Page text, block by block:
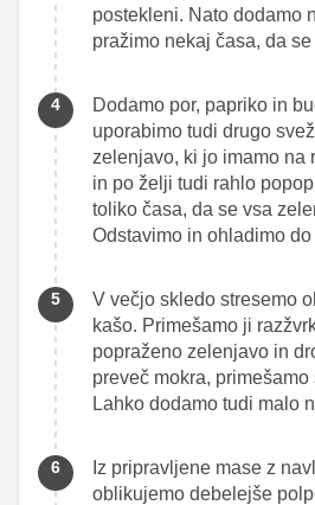
postekleni. Nato dodamo
pražimo nekaj časa, da
Dodamo por, papriko in
uporabimo tudi drugo
zelenjavo, ki jo imamo na
in po želji tudi rahlo
toliko časa, da se vsa
Odstavimo in ohladimo
V večjo skledo stresemo
kašo. Primešamo ji
popraženo zelenjavo in
preveč mokra,
Lahko dodamo tudi malo
Iz pripravljene mase z
oblikujemo debelejše